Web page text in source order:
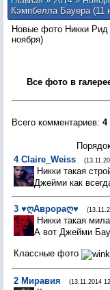
Кэмпбелла Бауера (11
Новые фото Никки
ноября)
Все фото в
Всего комментариев: 4
4 Claire_Weiss
Никки такая
Джейми как
3 ♥ღАврораღ♥
Никки такая
А вот Джейми
Классные фото
2 Миравия (13.11.2014